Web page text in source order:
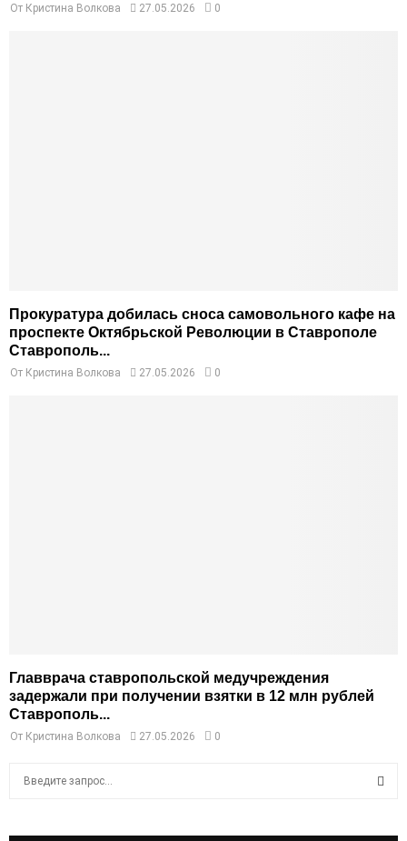
От Кристина Волкова 27.05.2026 0
Прокуратура добилась сноса самовольного кафе на
проспекте Октябрьской Революции в Ставрополе
Ставрополь...
От Кристина Волкова 27.05.2026 0
Главврача ставропольской медучреждения
задержали при получении взятки в 12 млн рублей
Ставрополь...
От Кристина Волкова 27.05.2026 0